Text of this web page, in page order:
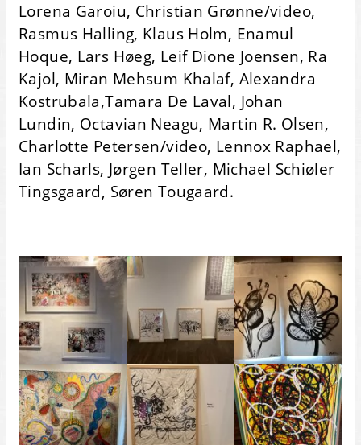
Lorena Garoiu, Christian Grønne/video,
Rasmus Halling, Klaus Holm, Enamul
Hoque, Lars Høeg, Leif Dione Joensen, Ra
Kajol, Miran Mehsum Khalaf, Alexandra
Kostrubala,Tamara De Laval, Johan
Lundin, Octavian Neagu, Martin R. Olsen,
Charlotte Petersen/video, Lennox Raphael,
Ian Scharls, Jørgen Teller, Michael Schiøler
Tingsgaard, Søren Tougaard.